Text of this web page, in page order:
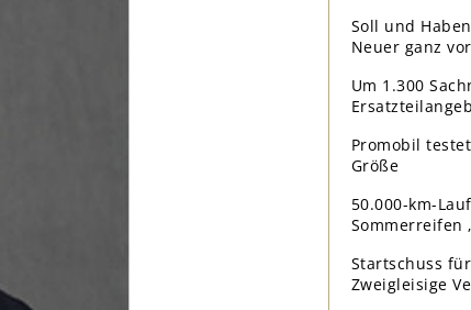
Soll und
Neuer ganz
Um 1.300
Promobil
Größe
50.000-km-
Sommerreifen
Startschuss
Zweigleisige